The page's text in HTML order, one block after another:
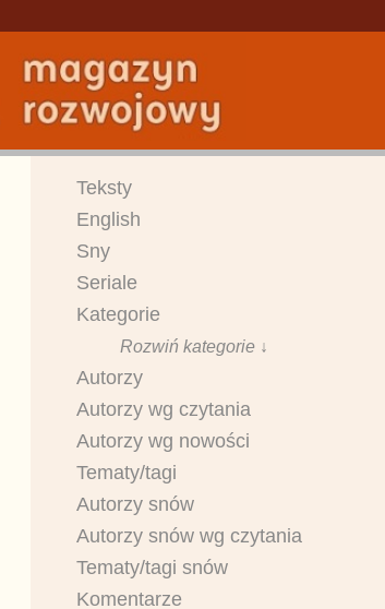
Teksty
English
Sny
Seriale
Kategorie
Rozwiń kategorie ↓
Autorzy
Autorzy wg czytania
Autorzy wg nowości
Tematy/tagi
Autorzy snów
Autorzy snów wg czytania
Tematy/tagi snów
Komentarze